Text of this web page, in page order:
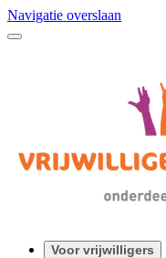
Navigatie overslaan
Voor vrijwilligers